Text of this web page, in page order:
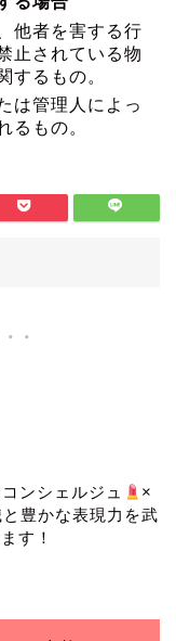
他者を害する行
止されている物
するもの。
は管理人によっ
るもの。
ンシェルジュ
×
豊かな表現力を武
す！
ホーム